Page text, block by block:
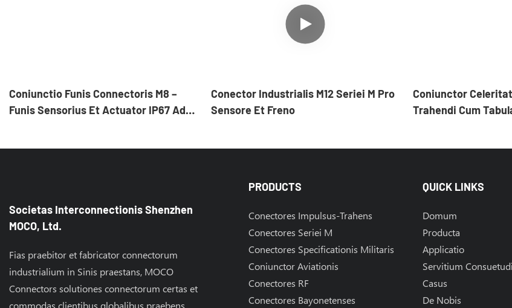
Coniunctio Funis Connectoris M8 –
Funis Sensorius Et Actuator IP67 Ad
Conector Industrialis M12 Seriei M Pro
Sensore Et Freno
Coniunctor
Trahendi Cum
Societas Interconnectionis Shenzhen
MOCO, Ltd.
Fias praebitor et fabricator connectorum
industrialium in Sinis praestans, MOCO
Connectors solutiones connectorum certas et
PRODUCTS
Conectores Impulsus-Trahens
Conectores Seriei M
Conectores Specificationis Militaris
Coniunctor Aviationis
Conectores RF
Conectores Bayonetenses
QUICK LINKS
Domum
Producta
Applicatio
Servitium
Casus
De Nobis